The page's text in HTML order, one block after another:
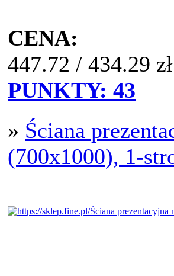
CENA:
447.72 / 434.29 zł
PUNKTY: 43
» Ściana
(700x1000), 1-